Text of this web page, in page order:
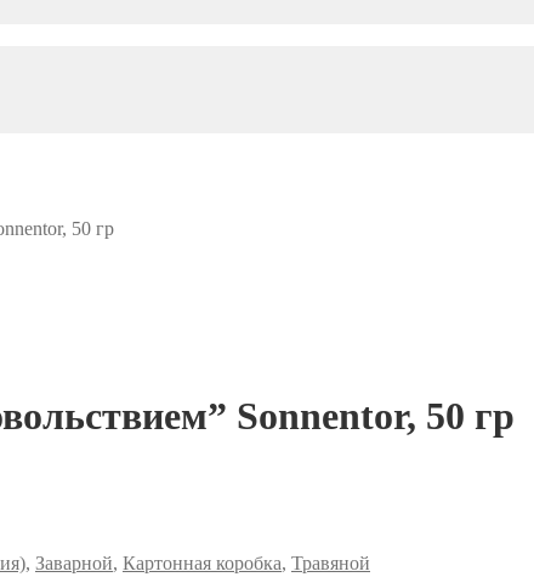
50 гр
Sonnentor, 50 гр
, Заварной, Картонная коробка, Травяной